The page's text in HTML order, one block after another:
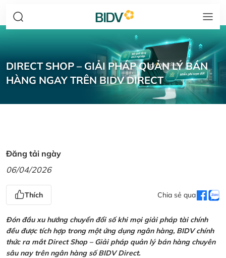
DIRECT SHOP – GIẢI PHÁP QUẢN LÝ BÁN
HÀNG NGAY TRÊN BIDV DIRECT
Đăng tải ngày
06/04/2026
Thích Chia sẻ qua
Đón đầu xu hướng chuyển đổi số khi mọi giải pháp tài chính
đều được tích hợp trong một ứng dụng ngân hàng, BIDV chính
thức ra mắt Direct Shop – Giải pháp quản lý bán hàng chuyên
sâu nay trên ngân hàng số BIDV Direct.